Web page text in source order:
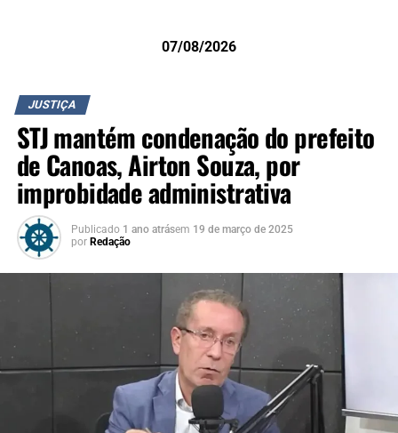
07/08/2026
JUSTIÇA
STJ mantém condenação do prefeito
de Canoas, Airton Souza, por
improbidade administrativa
Publicado 1 ano atrásem 19 de março de 2025
por Redação